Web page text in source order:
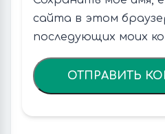
сайта в этом
последующих моих